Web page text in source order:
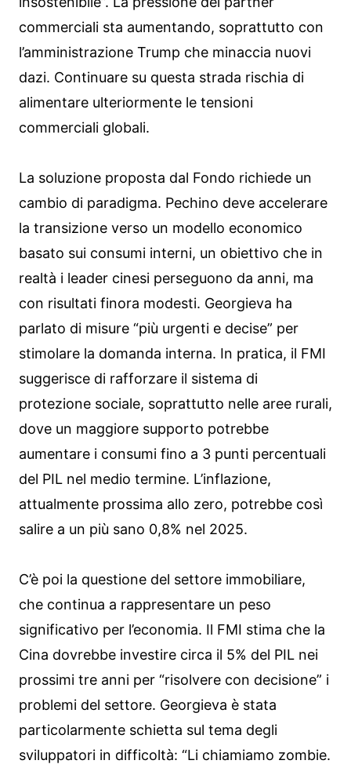
commerciali sta aumentando, soprattutto con
l’amministrazione Trump che minaccia nuovi
dazi. Continuare su questa strada rischia di
alimentare ulteriormente le tensioni
commerciali globali.
La soluzione proposta dal Fondo richiede un
cambio di paradigma. Pechino deve accelerare
la transizione verso un modello economico
basato sui consumi interni, un obiettivo che in
realtà i leader cinesi perseguono da anni, ma
con risultati finora modesti. Georgieva ha
parlato di misure “più urgenti e decise” per
stimolare la domanda interna. In pratica, il FMI
suggerisce di rafforzare il sistema di
protezione sociale, soprattutto nelle aree rurali,
dove un maggiore supporto potrebbe
aumentare i consumi fino a 3 punti percentuali
del PIL nel medio termine. L’inflazione,
attualmente prossima allo zero, potrebbe così
salire a un più sano 0,8% nel 2025.
C’è poi la questione del settore immobiliare,
che continua a rappresentare un peso
significativo per l’economia. Il FMI stima che la
Cina dovrebbe investire circa il 5% del PIL nei
prossimi tre anni per “risolvere con decisione” i
problemi del settore. Georgieva è stata
particolarmente schietta sul tema degli
sviluppatori in difficoltà: “Li chiamiamo zombie.